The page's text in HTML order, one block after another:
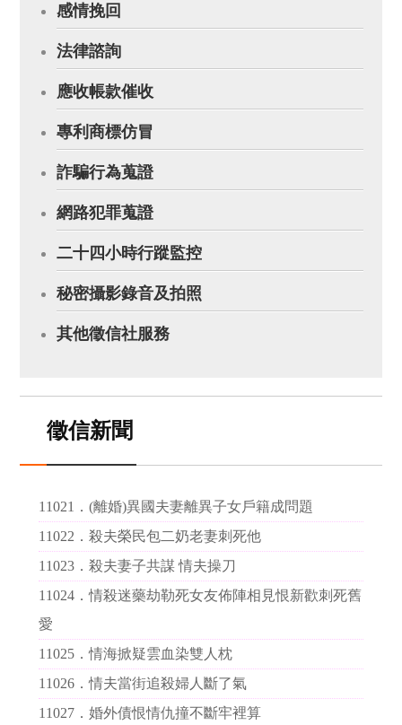
感情挽回
法律諮詢
應收帳款催收
專利商標仿冒
詐騙行為蒐證
網路犯罪蒐證
二十四小時行蹤監控
秘密攝影錄音及拍照
其他徵信社服務
徵信新聞
11021． (離婚)異國夫妻離異子女戶籍成問題
11022． 殺夫榮民包二奶老妻刺死他
11023． 殺夫妻子共謀 情夫操刀
11024．情殺迷藥劫勒死女友佈陣相見恨新歡刺死舊
愛
11025．情海掀疑雲血染雙人枕
11026．情夫當街追殺婦人斷了氣
11027． 婚外債恨情仇撞不斷牢裡算